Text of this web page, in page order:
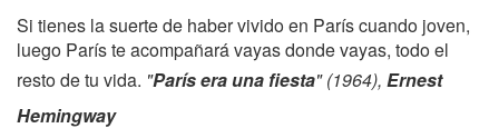
Si tienes la suerte de haber vivido en París cuando joven,
luego París te acompañará vayas donde vayas, todo el
resto de tu vida. "París era una fiesta" (1964), Ernest
Hemingway